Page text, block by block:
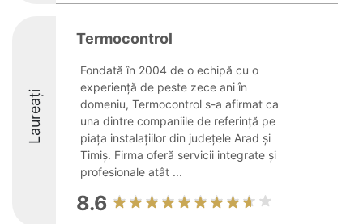
Laureați
Termocontrol
Fondată în 2004 de o echipă cu o
experiență de peste zece ani în
domeniu, Termocontrol s-a afirmat ca
una dintre companiile de referință pe
piața instalațiilor din județele Arad și
Timiș. Firma oferă servicii integrate și
profesionale atât ...
8.6